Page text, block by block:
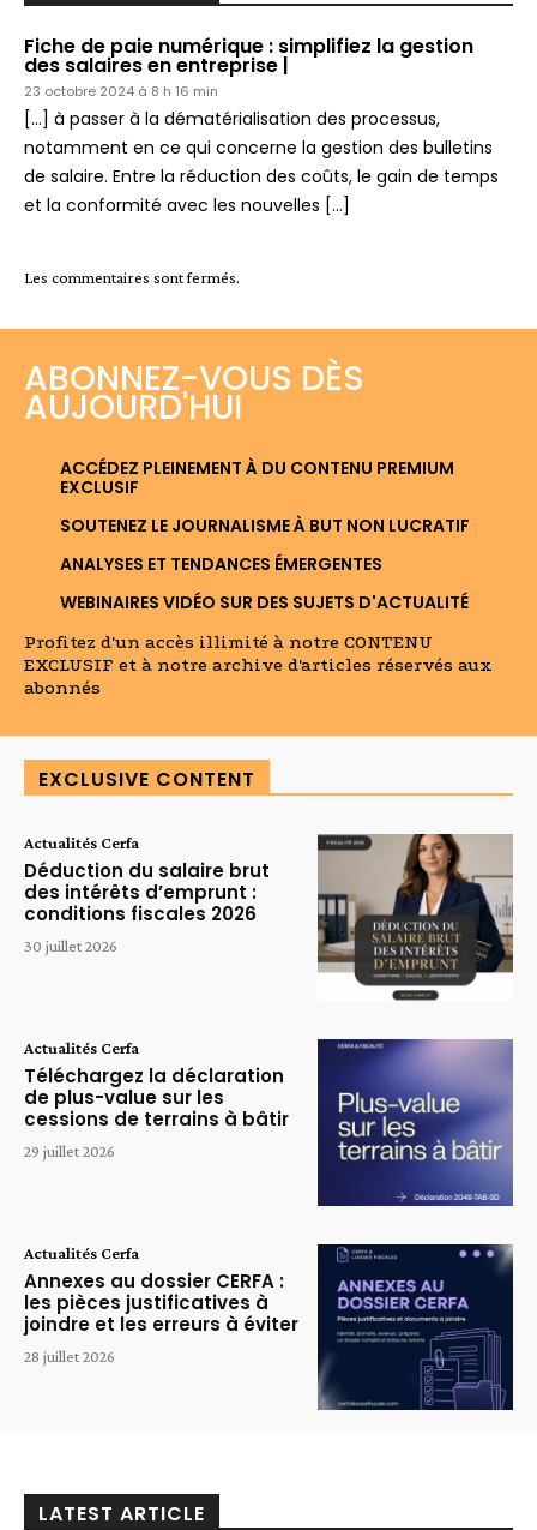
Fiche de paie numérique : simplifiez la gestion
des salaires en entreprise |
23 octobre 2024 à 8 h 16 min
[…] à passer à la dématérialisation des processus,
notamment en ce qui concerne la gestion des bulletins
de salaire. Entre la réduction des coûts, le gain de temps
et la conformité avec les nouvelles […]
Les commentaires sont fermés.
ABONNEZ-VOUS DÈS
AUJOURD'HUI
ACCÉDEZ PLEINEMENT À DU CONTENU PREMIUM
EXCLUSIF
SOUTENEZ LE JOURNALISME À BUT NON LUCRATIF
ANALYSES ET TENDANCES ÉMERGENTES
WEBINAIRES VIDÉO SUR DES SUJETS D'ACTUALITÉ
Profitez d'un accès illimité à notre CONTENU
EXCLUSIF et à notre archive d'articles réservés aux
abonnés
EXCLUSIVE CONTENT
Actualités Cerfa
Déduction du salaire brut
des intérêts d’emprunt :
conditions fiscales 2026
30 juillet 2026
Actualités Cerfa
Téléchargez la déclaration
de plus-value sur les
cessions de terrains à bâtir
29 juillet 2026
Actualités Cerfa
Annexes au dossier CERFA :
les pièces justificatives à
joindre et les erreurs à éviter
28 juillet 2026
LATEST ARTICLE